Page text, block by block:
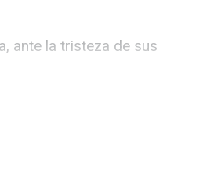
ante la tristeza de sus